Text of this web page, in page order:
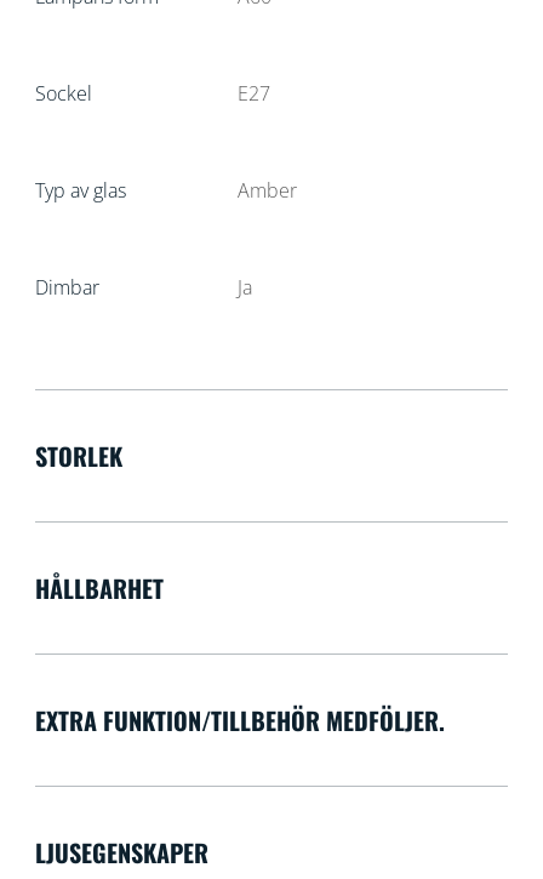
Sockel E27
Typ av glas Amber
Dimbar Ja
STORLEK
HÅLLBARHET
EXTRA FUNKTION/TILLBEHÖR MEDFÖLJER.
LJUSEGENSKAPER